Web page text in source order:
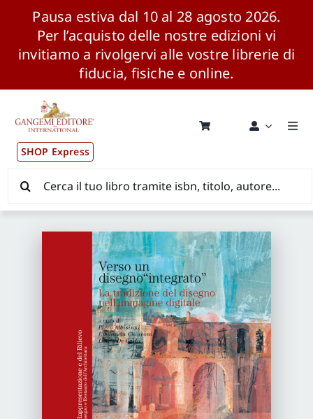
Pausa estiva dal 10 al 28 agosto 2026.
Per l’acquisto delle nostre edizioni vi
invitiamo a rivolgervi alle vostre librerie di
fiducia, fisiche e online.
contenuto
SHOP Express
Pubblicazioni
News ed Eventi
Distribuzione Wolrdwide
CONSIP / MEPA / ANVUR / CINECA
per: